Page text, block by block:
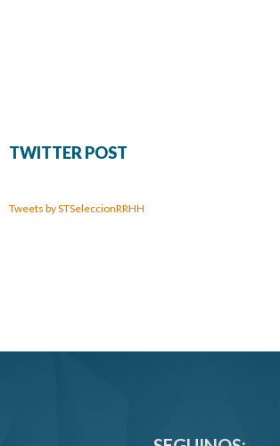
TWITTER POST
Tweets by STSeleccionRRHH